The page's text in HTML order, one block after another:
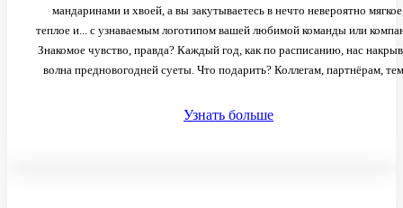
мандаринами и хвоей, а вы закутываетесь в нечто невероятно
теплое и... с узнаваемым логотипом вашей любимой команды или
Знакомое чувство, правда? Каждый год, как по расписанию, нас
волна предновогодней суеты. Что подарить? Коллегам, партнёрам,
Узнать больше